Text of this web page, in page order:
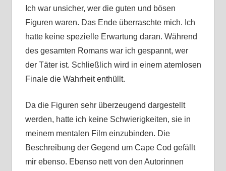
Ich war unsicher, wer die guten und bösen
Figuren waren. Das Ende überraschte mich. Ich
hatte keine spezielle Erwartung daran. Während
des gesamten Romans war ich gespannt, wer
der Täter ist. Schließlich wird in einem atemlosen
Finale die Wahrheit enthüllt.
Da die Figuren sehr überzeugend dargestellt
werden, hatte ich keine Schwierigkeiten, sie in
meinem mentalen Film einzubinden. Die
Beschreibung der Gegend um Cape Cod gefällt
mir ebenso. Ebenso nett von den Autorinnen